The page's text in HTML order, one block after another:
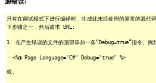
只有在调试模式下进行编译时，生成此未经处理的异常的源代
下步骤之一，然后请求 URL:
1. 在产生错误的文件的顶部添加一条“Debug=true”指令。例
<%@ Page Language="C#" Debug="true" %>
或: